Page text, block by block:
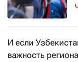
И если
важность